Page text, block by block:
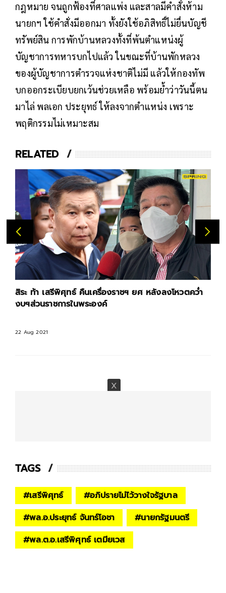
กฎหมาย จนถูกฟ้องที่ศาลแพ่ง และสาลมีคำสั่งห้าม
นายกฯ ใช้คำสั่งมีออกมา ทั้งยังใช้อภิสิทธิ์ไม่ยื่นบัญชี
ทรัพย์สิน การพักบ้านหลวงทั้งที่พ้นตำแหน่งผู้
บัญชาการทหารบกไปแล้ว ในขณะที่บ้านพักหลวง
ของผู้บัญชาการตำรวจแห่งชาติไม่มี แล้วให้กองทัพ
บกออกระเบียบยกเว้นช่วยเหลือ พร้อมย้ำว่าวันนี้ตน
มาไล่ พลเอก ประยุทธ์ ให้ลงจากตำแหน่ง เพราะ
พฤติกรรมไม่เหมาะสม
RELATED
สิระ ท้า เสรีพิศุทธ์ คืนเครื่องราชฯ ยศ หลังลงโหวตคว่ำ
งบฯส่วนราชการในพระองค์
22 Aug 2021
TAGS
#เสรีพิศุทธ์ #อภิปรายไม่ไว้วางใจรัฐบาล
#พล.อ.ประยุทธ์ จันทร์โอชา #นายกรัฐมนตรี
#พล.ต.อ.เสรีพิศุทธ์ เตมียเวส